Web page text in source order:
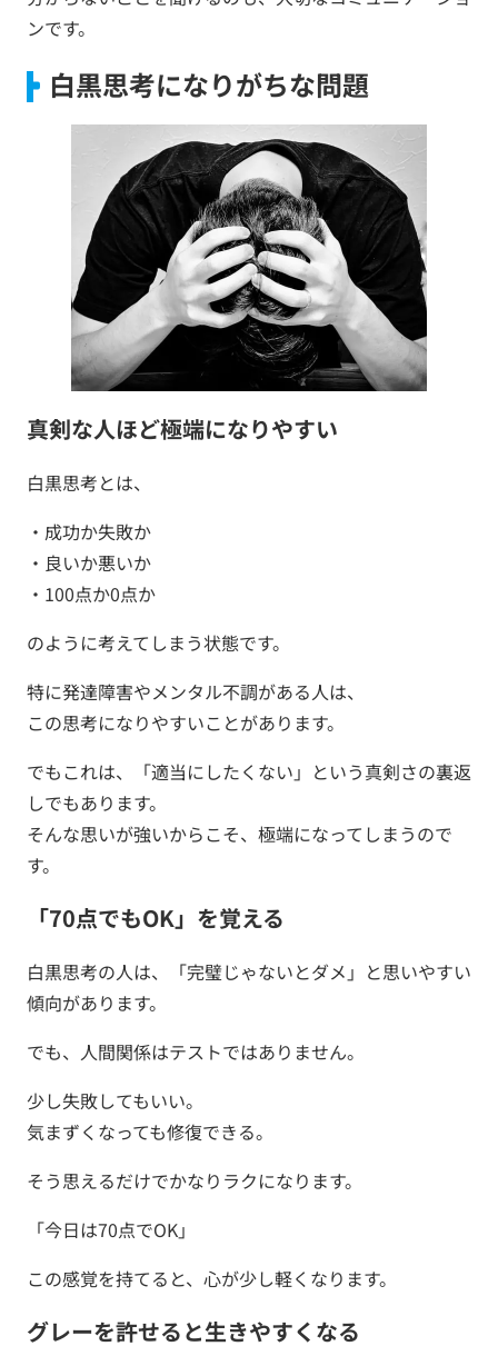
ンです。
白黒思考になりがちな問題
真剣な人ほど極端になりやすい
白黒思考とは、
・成功か失敗か
・良いか悪いか
・100点か0点か
のように考えてしまう状態です。
特に発達障害やメンタル不調がある人は、
この思考になりやすいことがあります。
でもこれは、「適当にしたくない」という真剣さの裏返
しでもあります。
そんな思いが強いからこそ、極端になってしまうので
す。
「70点でもOK」を覚える
白黒思考の人は、「完璧じゃないとダメ」と思いやすい
傾向があります。
でも、人間関係はテストではありません。
少し失敗してもいい。
気まずくなっても修復できる。
そう思えるだけでかなりラクになります。
「今日は70点でOK」
この感覚を持てると、心が少し軽くなります。
グレーを許せると生きやすくなる